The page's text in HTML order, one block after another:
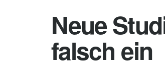
Neue
falsch ein